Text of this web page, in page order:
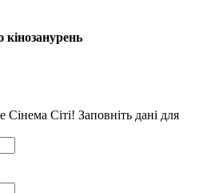
кінозанурень
Сіті! Заповніть дані для